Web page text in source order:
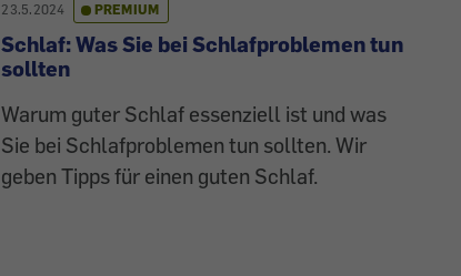
23.5.2024 PREMIUM
Schlaf: Was Sie bei Schlafproblemen tun
sollten
Warum guter Schlaf essenziell ist und was
Sie bei Schlafproblemen tun sollten. Wir
geben Tipps für einen guten Schlaf.